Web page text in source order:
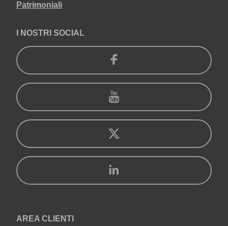
Patrimoniali
I NOSTRI SOCIAL
AREA CLIENTI